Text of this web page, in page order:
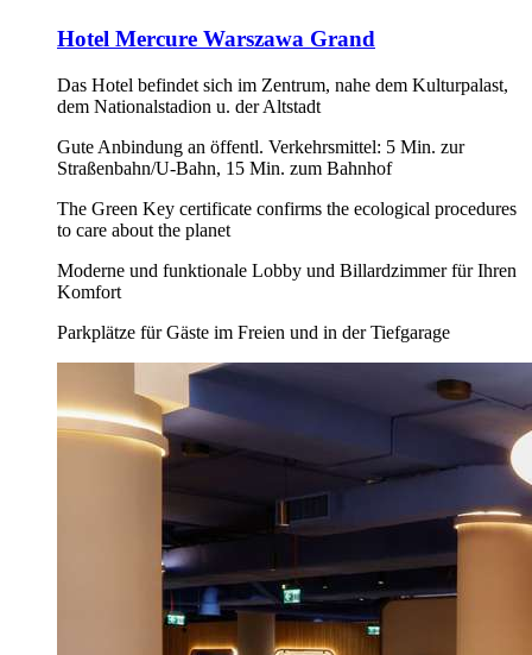
Hotel Mercure Warszawa Grand
Das Hotel befindet sich im Zentrum, nahe dem Kulturpalast,
dem Nationalstadion u. der Altstadt
Gute Anbindung an öffentl. Verkehrsmittel: 5 Min. zur
Straßenbahn/U-Bahn, 15 Min. zum Bahnhof
The Green Key certificate confirms the ecological procedures
to care about the planet
Moderne und funktionale Lobby und Billardzimmer für Ihren
Komfort
Parkplätze für Gäste im Freien und in der Tiefgarage